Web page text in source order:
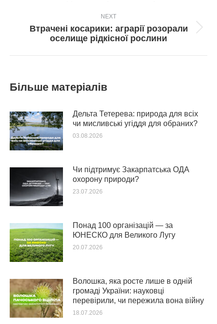
NEXT
Next
post:
Втрачені косарики: аграрії розорали
оселище рідкісної рослини
Більше матеріалів
Дельта Тетерева: природа для всіх
чи мисливські угіддя для обраних?
03.08.2026
Чи підтримує Закарпатська ОДА
охорону природи?
23.07.2026
Понад 100 організацій — за
ЮНЕСКО для Великого Лугу
20.07.2026
Волошка, яка росте лише в одній
громаді України: науковці
перевірили, чи пережила вона війну
18.07.2026